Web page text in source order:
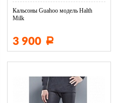
Кальсоны Guahoo модель Halth
Milk
3 900 Р